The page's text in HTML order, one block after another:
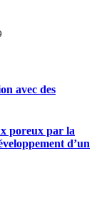
avec des
poreux par la
d’un